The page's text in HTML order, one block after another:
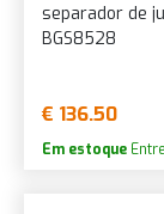
separador de
BGS8528
€ 136.50
Em estoque